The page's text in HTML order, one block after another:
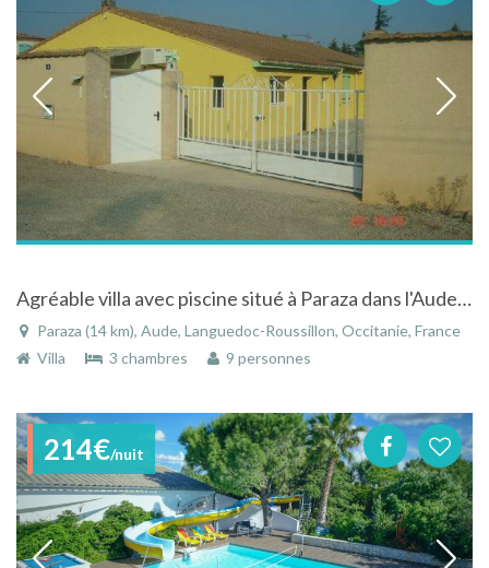
Agréable villa avec piscine situé à Paraza dans l'Aude dans le Languedoc-Roussillon
Paraza (14 km), Aude, Languedoc-Roussillon, Occitanie, France
Villa
3 chambres 9 personnes
214€/nuit